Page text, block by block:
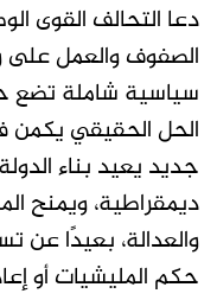
دعا التحالف القوى
الصفوف والعمل على
سياسية شاملة تضع
الحل الحقيقي
جديد يعيد بناء
ديمقراطية، ويمنح
والعدالة، بعيدًا عن
حكم المليشيات أو